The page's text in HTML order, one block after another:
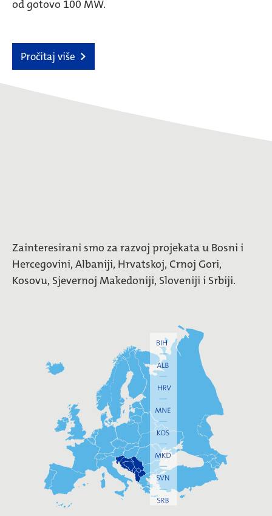
od gotovo 100 MW.
Pročitaj više
Zainteresirani smo za razvoj projekata u Bosni i
Hercegovini, Albaniji, Hrvatskoj, Crnoj Gori,
Kosovu, Sjevernoj Makedoniji, Sloveniji i Srbiji.